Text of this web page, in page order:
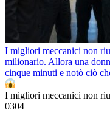
I migliori meccanici non
milionario. Allora una
cinque minuti e notò ciò
I migliori meccanici non
0304